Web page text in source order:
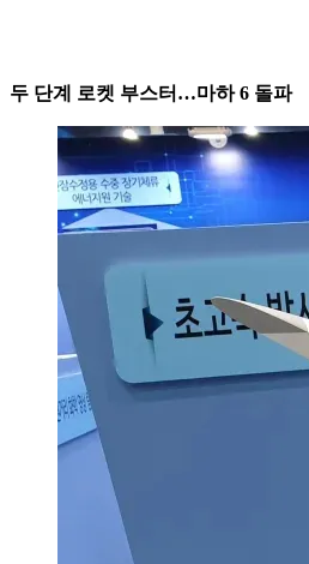
두 단계 로켓 부스터…마하 6 돌파